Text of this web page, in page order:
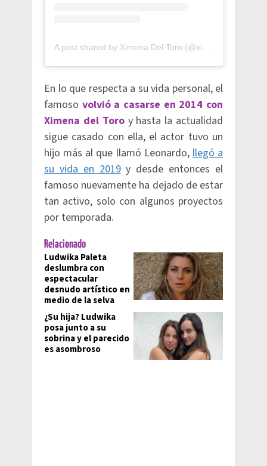
En lo que respecta a su vida personal, el
famoso volvió a casarse en 2014 con
Ximena del Toro y hasta la actualidad
sigue casado con ella, el actor tuvo un
hijo más al que llamó Leonardo, llegó a
su vida en 2019y desde entonces el
famoso nuevamente ha dejado de estar
tan activo, solo con algunos proyectos
por temporada.
Relacionado
Ludwika Paleta
deslumbra con
espectacular
desnudo artístico en
medio de la selva
¿Su hija? Ludwika
posa junto a su
sobrina y el parecido
es asombroso